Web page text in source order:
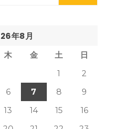
年8月
木 金 土
日
1
2
6 7 8
9
13 14 15
16